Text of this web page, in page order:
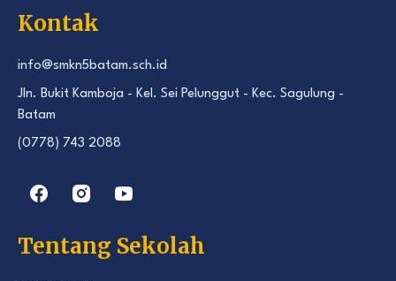
Kontak
info@smkn5batam.sch.id
Jln. Bukit Kamboja - Kel. Sei Pelunggut - Kec. Sagulung -
Batam
(0778) 743 2088
Tentang Sekolah